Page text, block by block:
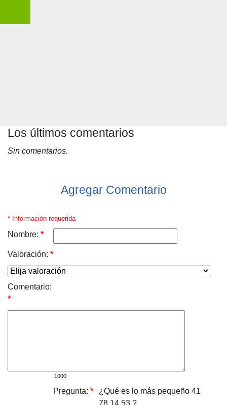
Los últimos comentarios
Sin comentarios.
Agregar Comentario
* Información requerida
Nombre: *
Valoración: *
Comentario:
*
Pregunta: *
¿Qué es lo más pequeño 41